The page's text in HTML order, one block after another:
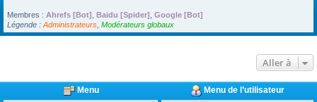
Membres : Ahrefs [Bot] Baidu [Spider] Google [Bot]
Légende : Administrateurs Modérateurs globaux
Aller à
Menu Menu de l’utilisateur